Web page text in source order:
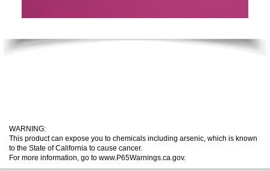
WARNING:
This product can expose you to chemicals including arsenic, which is known
to the State of California to cause cancer.
For more information, go to www.P65Warnings.ca.gov.